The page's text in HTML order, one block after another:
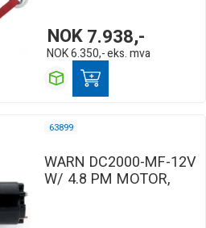
NOK7.938,-
NOK6.350,-eks. mva
63899
WARN DC2000-MF-12V
W/ 4.8 PM MOTOR,